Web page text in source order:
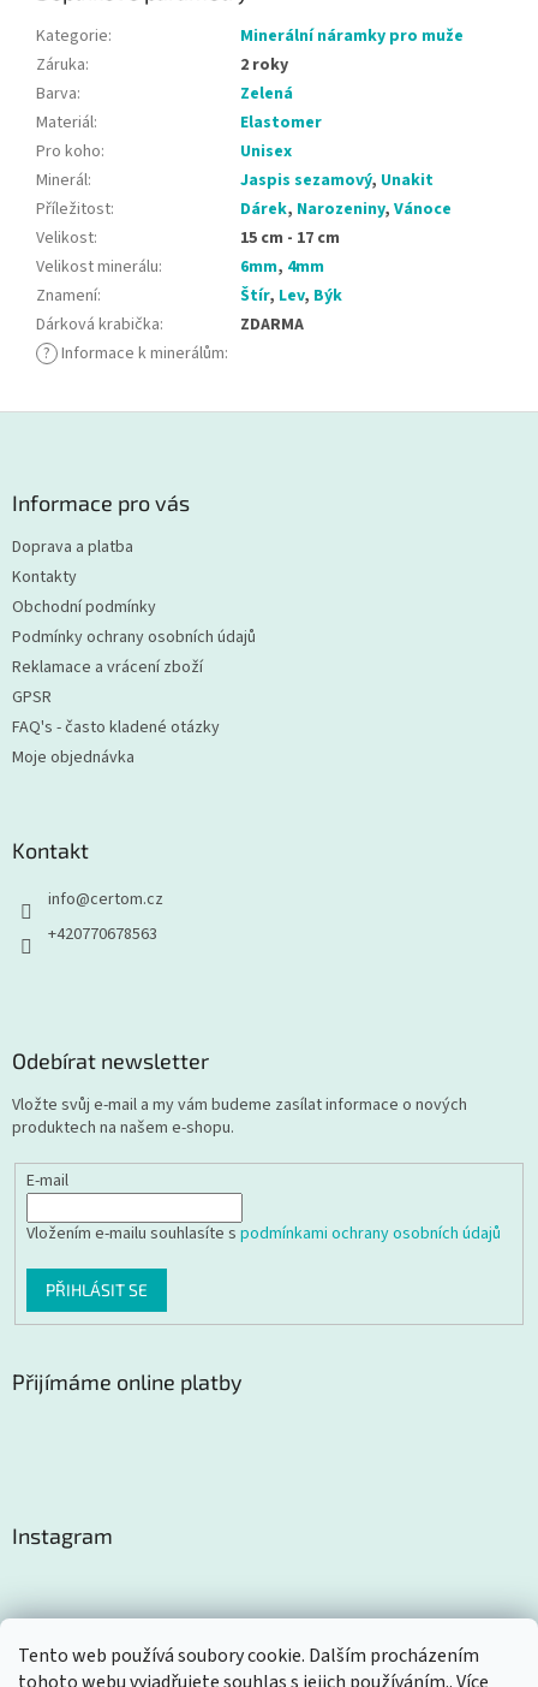
Tento web používá soubory cookie. Dalším procházením
Kategorie:
Minerální náramky pro muže
Záruka:
2 roky
Barva:
Zelená
Materiál:
Elastomer
Pro koho:
Unisex
Minerál: Jaspis sezamový, Unakit
Příležitost: Dárek, Narozeniny, Vánoce
Velikost:
15 cm - 17 cm
Velikost minerálu: 6mm, 4mm
Znamení: Štír, Lev, Býk
Dárková krabička:
ZDARMA
? Informace k minerálům:
Informace pro vás
Doprava a platba
Kontakty
Obchodní podmínky
Podmínky ochrany osobních údajů
Reklamace a vrácení zboží
GPSR
FAQ's - často kladené otázky
Moje objednávka
Kontakt
info@certom.cz
+420770678563
Odebírat newsletter
Vložte svůj e-mail a my vám budeme zasílat informace o nových
produktech na našem e-shopu.
E-mail
Vložením e-mailu souhlasíte s podmínkami ochrany osobních údajů
PŘIHLÁSIT SE
Přijímáme online platby
Instagram